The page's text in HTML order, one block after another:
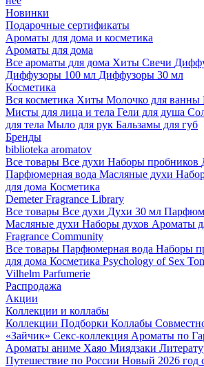
Новинки
Подарочные сертификаты
Ароматы для дома и косметика
Ароматы для дома
Все ароматы для дома Хиты Свечи
Диффузоры 100 мл Диффузоры 30 мл
Косметика
Вся косметика Хиты Молочко для ванны
Мисты для лица и тела Гели для душа
для тела Мыло для рук Бальзамы для губ
Бренды
biblioteka aromatov
Все товары Все духи Наборы пробников
Парфюмерная вода Масляные духи
для дома Косметика
Demeter Fragrance Library
Все товары Все духи Духи 30 мл
Масляные духи Наборы духов Ароматы
Fragrance Community
Все товары Парфюмерная вода Наборы
для дома Косметика Psychology of Sex
Vilhelm Parfumerie
Распродажа
Акции
Коллекции и коллабы
Коллекции Подборки Коллабы
«Зайчик» Секс-коллекция Ароматы по
Ароматы аниме Хаяо Миядзаки
Путешествие по России Новый 2026 год